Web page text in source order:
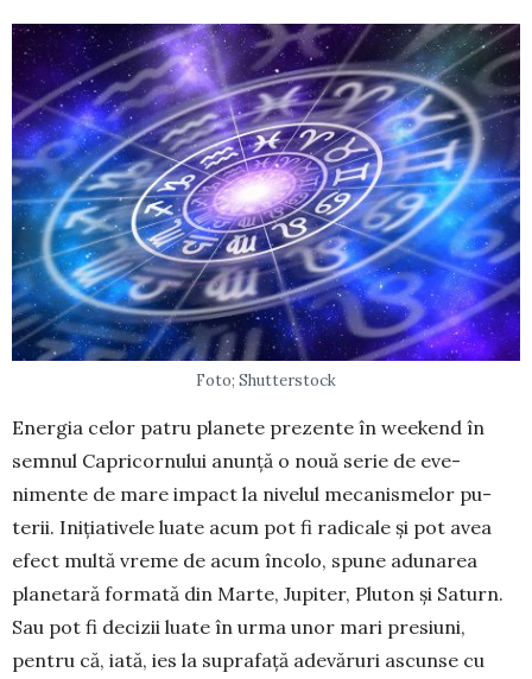
Foto; Shutterstock
Energia celor patru planete prezente în weekend în
semnul Capricornului anunță o nouă serie de eve­
nimente de mare impact la nivelul mecanismelor pu­
terii. Inițiativele luate acum pot fi radicale și pot avea
efect multă vreme de acum încolo, spune adu­narea
planetară formată din Marte, Jupiter, Pluton și Saturn.
Sau pot fi decizii luate în urma unor mari presiuni,
pentru că, iată, ies la suprafață adevăruri ascunse cu